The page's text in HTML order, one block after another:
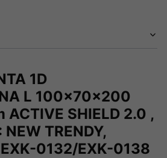
1D
L 100x70x200
ACTIVE SHIELD 2.0 ,
NEW TRENDY,
EXK-0132/EXK-0138